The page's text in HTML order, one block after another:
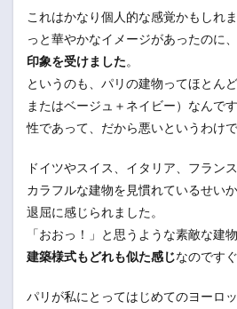
これはかなり個人的な感覚かもしれ
っと華やかなイメージがあったのに、
印象を受けました。
というのも、パリの建物ってほとん
またはベージュ＋ネイビー）なんで
性であって、だから悪いというわけ
ドイツやスイス、イタリア、フラン
カラフルな建物を見慣れているせい
退屈に感じられました。
「おおっ！」と思うような素敵な建
建築様式もどれも似た感じなのです
パリが私にとってはじめてのヨーロ